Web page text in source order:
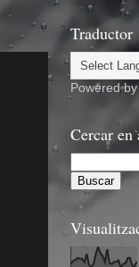
Traductor
Powered
Cercar en